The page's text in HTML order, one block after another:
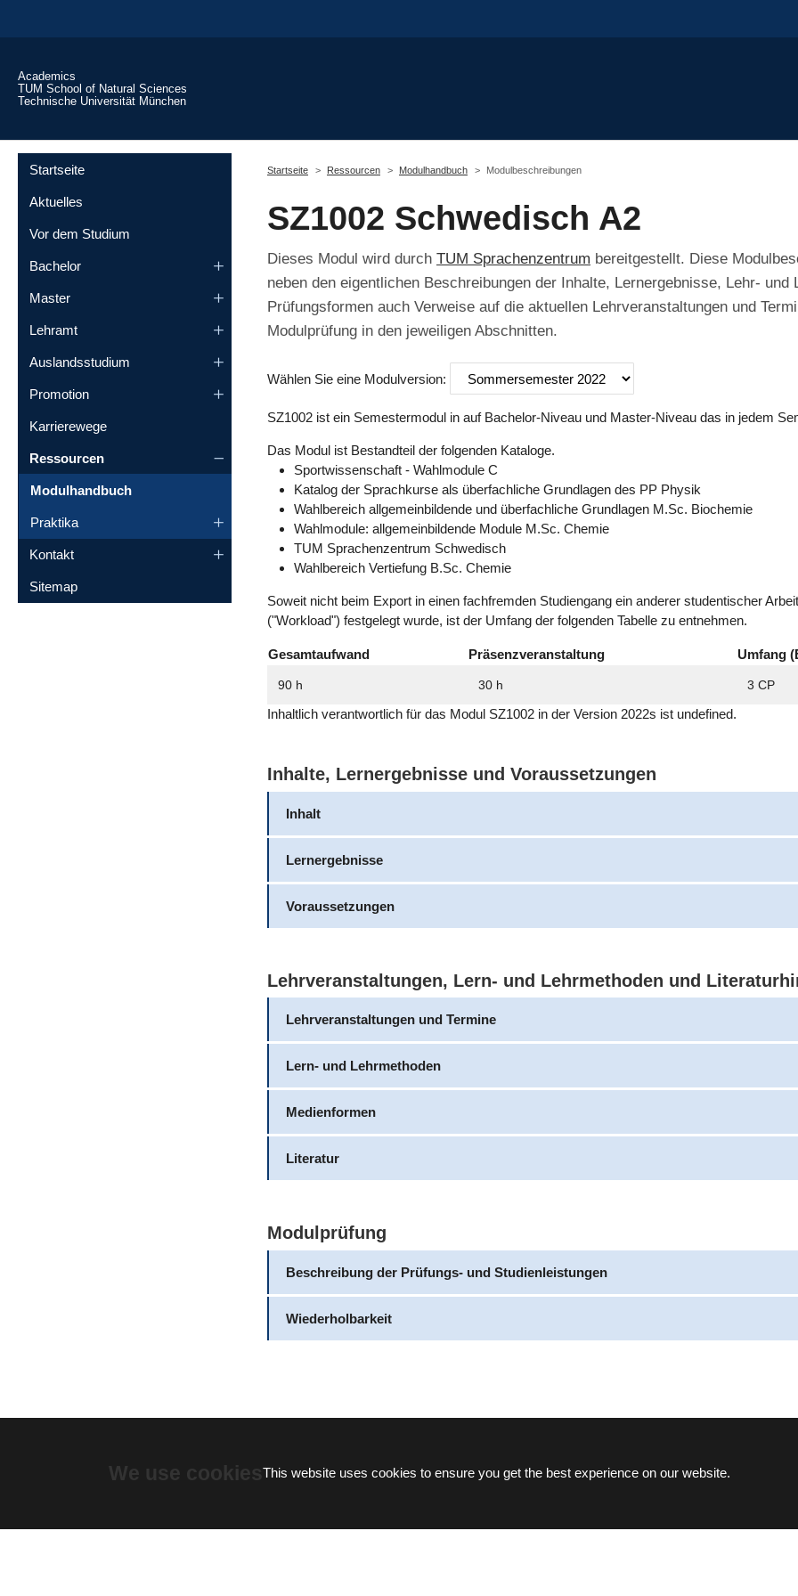
We use cookiesThis website uses cookies to ensure you get the best experience on our website.
Academics
TUM School of Natural Sciences
Technische Universität München
Startseite
Aktuelles
Vor dem Studium
Bachelor
Master
Lehramt
Auslandsstudium
Promotion
Karrierewege
Ressourcen
Modulhandbuch
Praktika
Kontakt
Sitemap
Startseite
Ressourcen Modulhandbuch Modulbeschreibungen
SZ1002 Schwedisch A2
Dieses Modul wird durch TUM Sprachenzentrum bereitgestellt. Diese
neben den eigentlichen Beschreibungen der Inhalte, Lernergebnisse, Lehr- und
Prüfungsformen auch Verweise auf die aktuellen Lehrveranstaltungen und
Modulprüfung in den jeweiligen Abschnitten.
Wählen Sie eine Modulversion:
SZ1002 ist ein Semestermodul in auf Bachelor-Niveau und Master-Niveau das in jedem
Das Modul ist Bestandteil der folgenden Kataloge.
Sportwissenschaft - Wahlmodule C
Katalog der Sprachkurse als überfachliche Grundlagen des PP Physik
Wahlbereich allgemeinbildende und überfachliche Grundlagen M.Sc. Biochemie
Wahlmodule: allgemeinbildende Module M.Sc. Chemie
TUM Sprachenzentrum Schwedisch
Wahlbereich Vertiefung B.Sc. Chemie
Soweit nicht beim Export in einen fachfremden Studiengang ein anderer studentischer
("Workload") festgelegt wurde, ist der Umfang der folgenden Tabelle zu entnehmen.
Gesamtaufwand Präsenzveranstaltung Umfang
90 h 30 h 3 CP
Inhaltlich verantwortlich für das Modul SZ1002 in der Version 2022s ist undefined.
Inhalte, Lernergebnisse und Voraussetzungen
Inhalt
Lernergebnisse
Voraussetzungen
Lehrveranstaltungen, Lern- und Lehrmethoden und
Lehrveranstaltungen und Termine
Lern- und Lehrmethoden
Medienformen
Literatur
Modulprüfung
Beschreibung der Prüfungs- und Studienleistungen
Wiederholbarkeit